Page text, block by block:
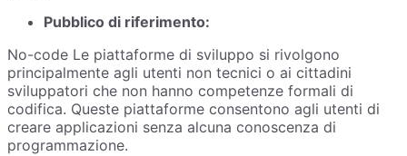
Pubblico di riferimento:
No-code Le piattaforme di sviluppo si rivolgono
principalmente agli utenti non tecnici o ai cittadini
sviluppatori che non hanno competenze formali di
codifica. Queste piattaforme consentono agli utenti di
creare applicazioni senza alcuna conoscenza di
programmazione.